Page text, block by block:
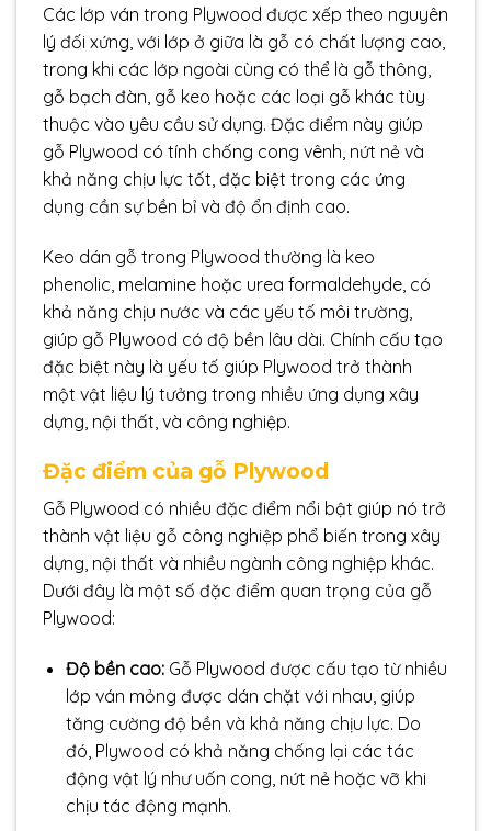
Các lớp ván trong Plywood được xếp theo nguyên
lý đối xứng, với lớp ở giữa là gỗ có chất lượng cao,
trong khi các lớp ngoài cùng có thể là gỗ thông,
gỗ bạch đàn, gỗ keo hoặc các loại gỗ khác tùy
thuộc vào yêu cầu sử dụng. Đặc điểm này giúp
gỗ Plywood có tính chống cong vênh, nứt nẻ và
khả năng chịu lực tốt, đặc biệt trong các ứng
dụng cần sự bền bỉ và độ ổn định cao.
Keo dán gỗ trong Plywood thường là keo
phenolic, melamine hoặc urea formaldehyde, có
khả năng chịu nước và các yếu tố môi trường,
giúp gỗ Plywood có độ bền lâu dài. Chính cấu tạo
đặc biệt này là yếu tố giúp Plywood trở thành
một vật liệu lý tưởng trong nhiều ứng dụng xây
dựng, nội thất, và công nghiệp.
Đặc điểm của gỗ Plywood
Gỗ Plywood có nhiều đặc điểm nổi bật giúp nó trở
thành vật liệu gỗ công nghiệp phổ biến trong xây
dựng, nội thất và nhiều ngành công nghiệp khác.
Dưới đây là một số đặc điểm quan trọng của gỗ
Plywood:
Độ bền cao:Gỗ Plywood được cấu tạo từ nhiều
lớp ván mỏng được dán chặt với nhau, giúp
tăng cường độ bền và khả năng chịu lực. Do
đó, Plywood có khả năng chống lại các tác
động vật lý như uốn cong, nứt nẻ hoặc vỡ khi
chịu tác động mạnh.